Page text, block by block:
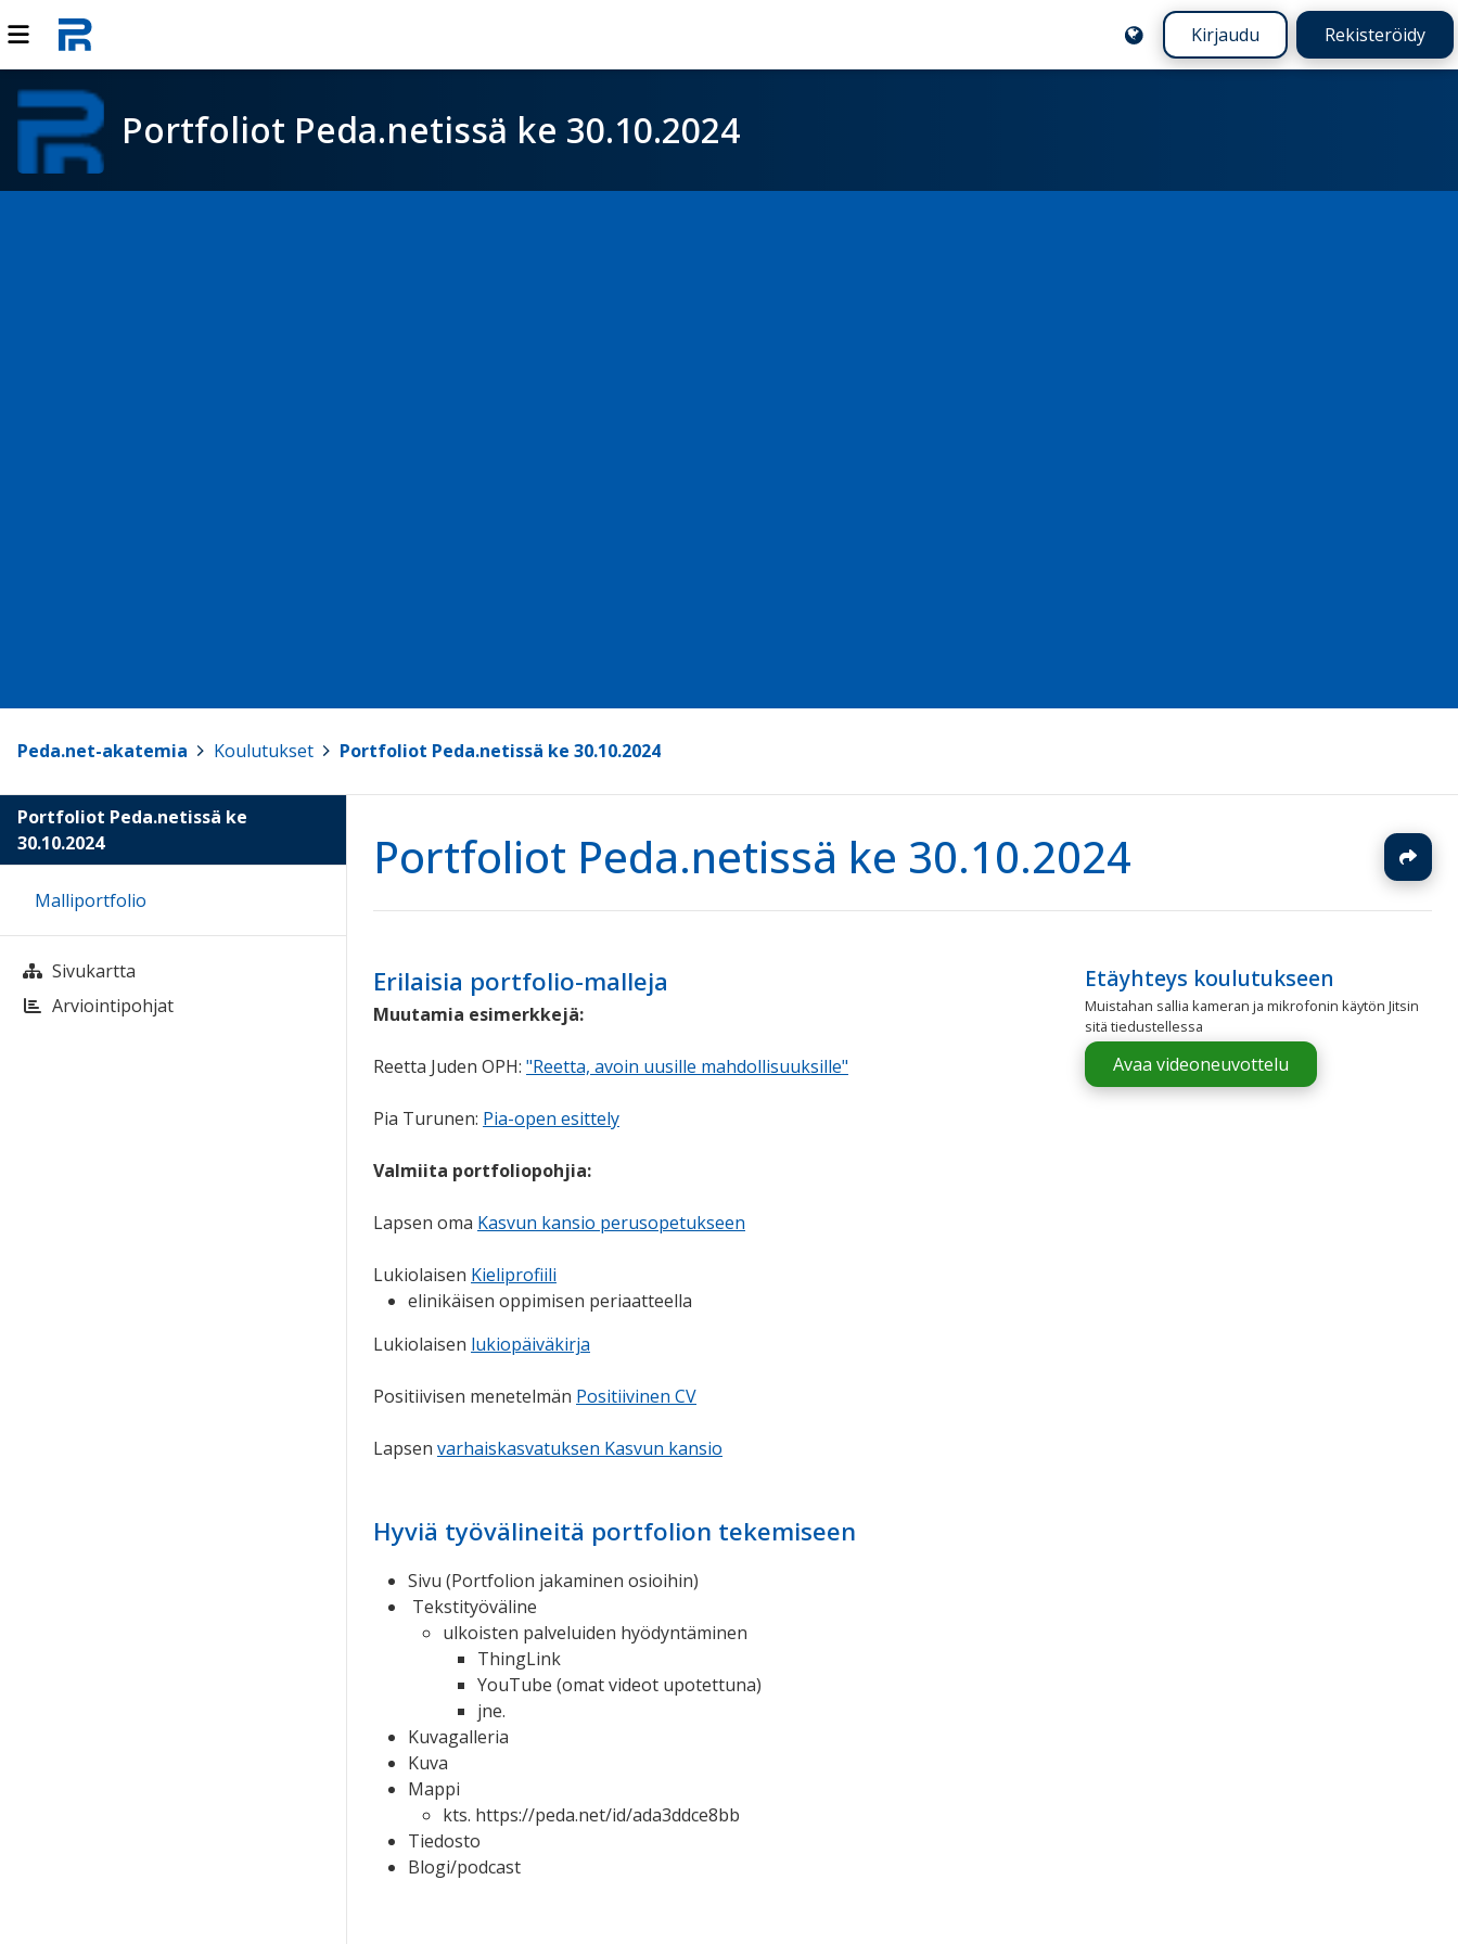
Kirjaudu Rekisteröidy
Portfoliot Peda.netissä ke 30.10.2024
Peda.net-akatemia Koulutukset Portfoliot Peda.netissä ke 30.10.2024
Portfoliot Peda.netissä ke 30.10.2024
Erilaisia portfolio-malleja
Muutamia esimerkkejä:
Reetta Juden OPH: "Reetta, avoin uusille mahdollisuuksille"
Pia Turunen: Pia-open esittely
Valmiita portfoliopohjia:
Lapsen oma Kasvun kansio perusopetukseen
Lukiolaisen Kieliprofiili
elinikäisen oppimisen periaatteella
Lukiolaisen lukiopäiväkirja
Positiivisen menetelmän Positiivinen CV
Lapsen varhaiskasvatuksen Kasvun kansio
Hyviä työvälineitä portfolion tekemiseen
Sivu (Portfolion jakaminen osioihin)
Tekstityöväline
ulkoisten palveluiden hyödyntäminen
ThingLink
YouTube (omat videot upotettuna)
jne.
Kuvagalleria
Kuva
Mappi
kts. https://peda.net/id/ada3ddce8bb
Tiedosto
Blogi/podcast
Etäyhteys koulutukseen
Muistahan sallia kameran ja mikrofonin käytön Jitsin
sitä tiedustellessa
Avaa videoneuvottelu
Portfoliot Peda.netissä ke
30.10.2024
Malliportfolio
Sivukartta
Arviointipohjat